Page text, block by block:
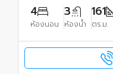
4
ห้องนอน
3
ห้องน้ำ
161
ตร.ม.